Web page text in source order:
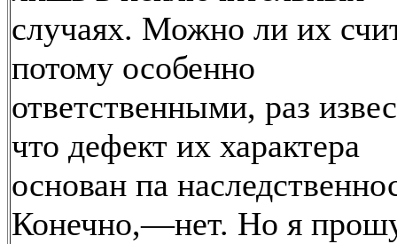
случаях. Можно ли их
потому особенно
ответственными, раз
что дефект их характера
основан па
Конечно,—нет. Но я